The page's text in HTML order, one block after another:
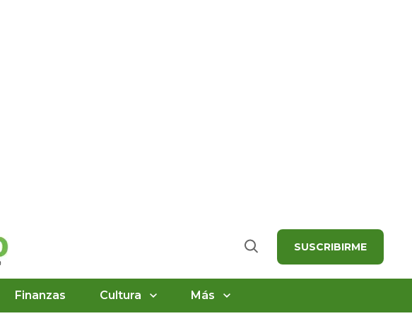
Buscar SUSCRIBIRME
Finanzas Cultura Más